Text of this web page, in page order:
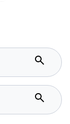
search
search